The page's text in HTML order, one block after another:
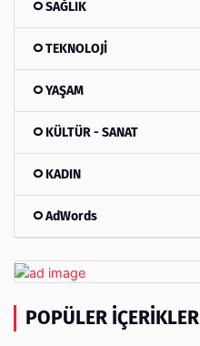
SAĞLIK
TEKNOLOJİ
YAŞAM
KÜLTÜR - SANAT
KADIN
AdWords
POPÜLER İÇERIKLER